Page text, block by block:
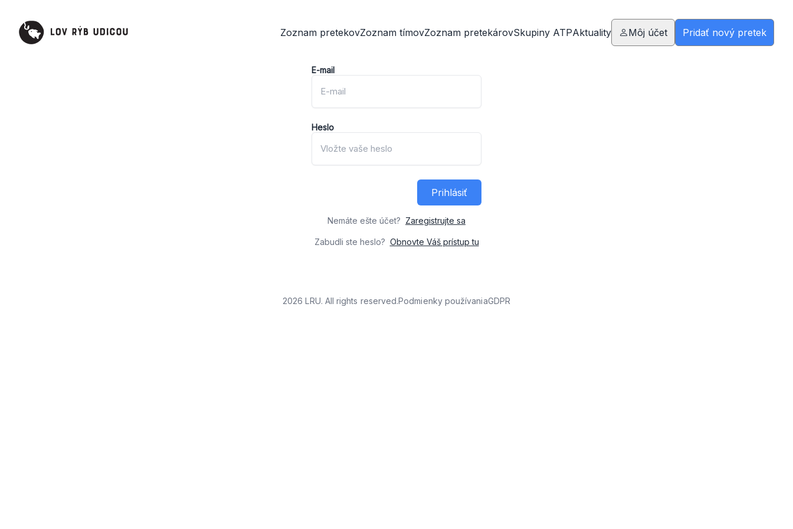
Zoznam pretekovZoznam tímovZoznam pretekárovSkupiny ATPAktuality Môj účet Pridať nový pretek
E-mail
Heslo
Prihlásiť
Nemáte ešte účet? Zaregistrujte sa
Zabudli ste heslo? Obnovte Váš prístup tu
2026 LRU. All rights reserved.Podmienky používaniaGDPR